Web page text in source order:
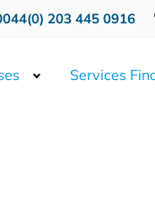
203 445 0916
Services